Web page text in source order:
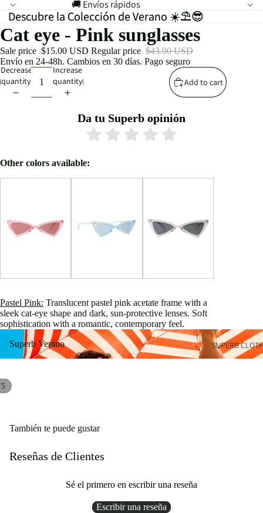
🚚 Envíos rápidos
Descubre la Colección de Verano ☀️⛱️😎
Descubre la Colección de Verano ☀️⛱️😎
SUPERB
5
Cat eye - Pink sunglasses
Sale price $15.00 USD Regular price $43.00 USD
Envío en 24-48h. Cambios en 30 días. Pago seguro
Decrease
quantity
Increase
quantity
Add to cart
Da tu Superb opinión
Other colors available:
Pastel Pink: Translucent pastel pink acetate frame with a
sleek cat-eye shape and dark, sun-protective lenses. Soft
sophistication with a romantic, contemporary feel.
Superb Verano
Superb Verano
También te puede gustar
Reseñas de Clientes
Sé el primero en escribir una reseña
Escribir una reseña